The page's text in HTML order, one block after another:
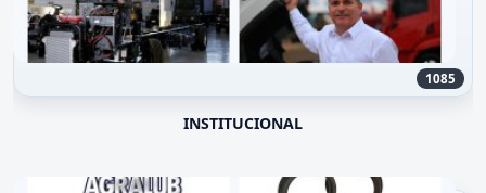
1085
INSTITUCIONAL